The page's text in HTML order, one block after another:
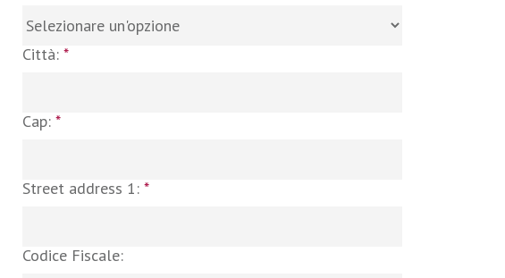
Città: *
Cap: *
Street address 1: *
Codice Fiscale: